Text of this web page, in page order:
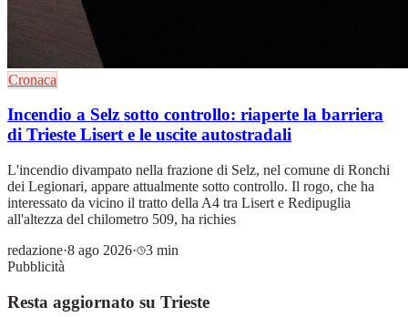
Cronaca
Incendio a Selz sotto controllo: riaperte la barriera
di Trieste Lisert e le uscite autostradali
L'incendio divampato nella frazione di Selz, nel comune di Ronchi
dei Legionari, appare attualmente sotto controllo. Il rogo, che ha
interessato da vicino il tratto della A4 tra Lisert e Redipuglia
all'altezza del chilometro 509, ha richies
redazione·8 ago 2026·
3 min
Pubblicità
Resta aggiornato su Trieste